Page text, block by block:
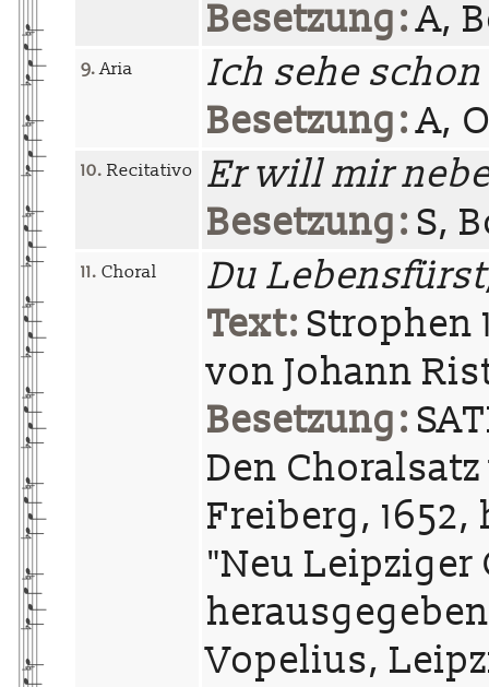
Besetzung:A,
9.Aria
Ich sehe
Besetzung:A,
10. Recitativo
Er will mir
Besetzung: S,
11. Choral
Du
Text: Strophen
von Johann
Besetzung:
Den
Freiberg, 1652,
"Neu Leipziger
Vopelius,